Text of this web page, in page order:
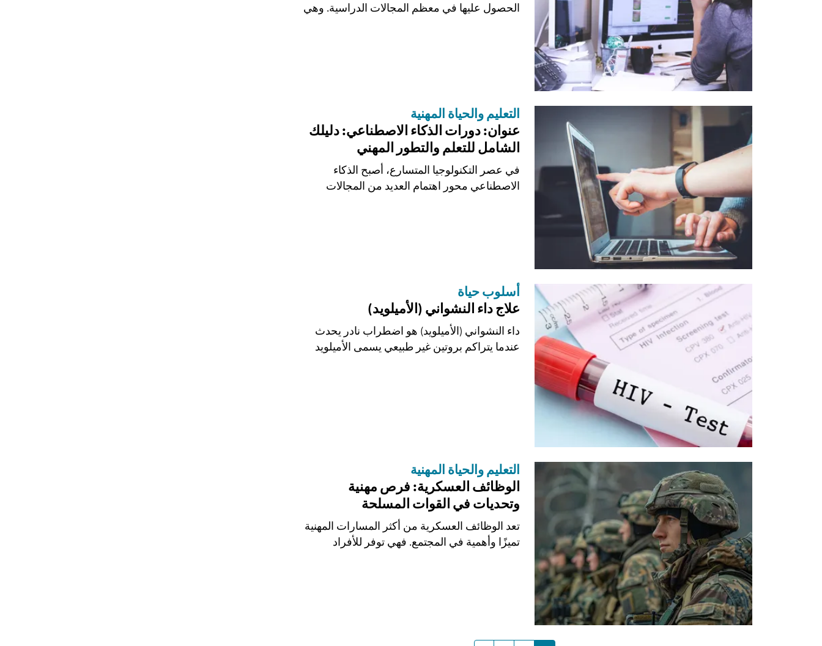
الحصول عليها في معظم المجالات الدراسية. وهي
التعليم والحياة المهنية
عنوان: دورات الذكاء الاصطناعي: دليلك
الشامل للتعلم والتطور المهني
في عصر التكنولوجيا المتسارع، أصبح الذكاء
الاصطناعي محور اهتمام العديد من المجالات
أسلوب حياة
علاج داء النشواني (الأميلويد)
داء النشواني (الأميلويد) هو اضطراب نادر يحدث
عندما يتراكم بروتين غير طبيعي يسمى الأميلويد
التعليم والحياة المهنية
الوظائف العسكرية: فرص مهنية
وتحديات في القوات المسلحة
تعد الوظائف العسكرية من أكثر المسارات المهنية
تميزًا وأهمية في المجتمع. فهي توفر للأفراد